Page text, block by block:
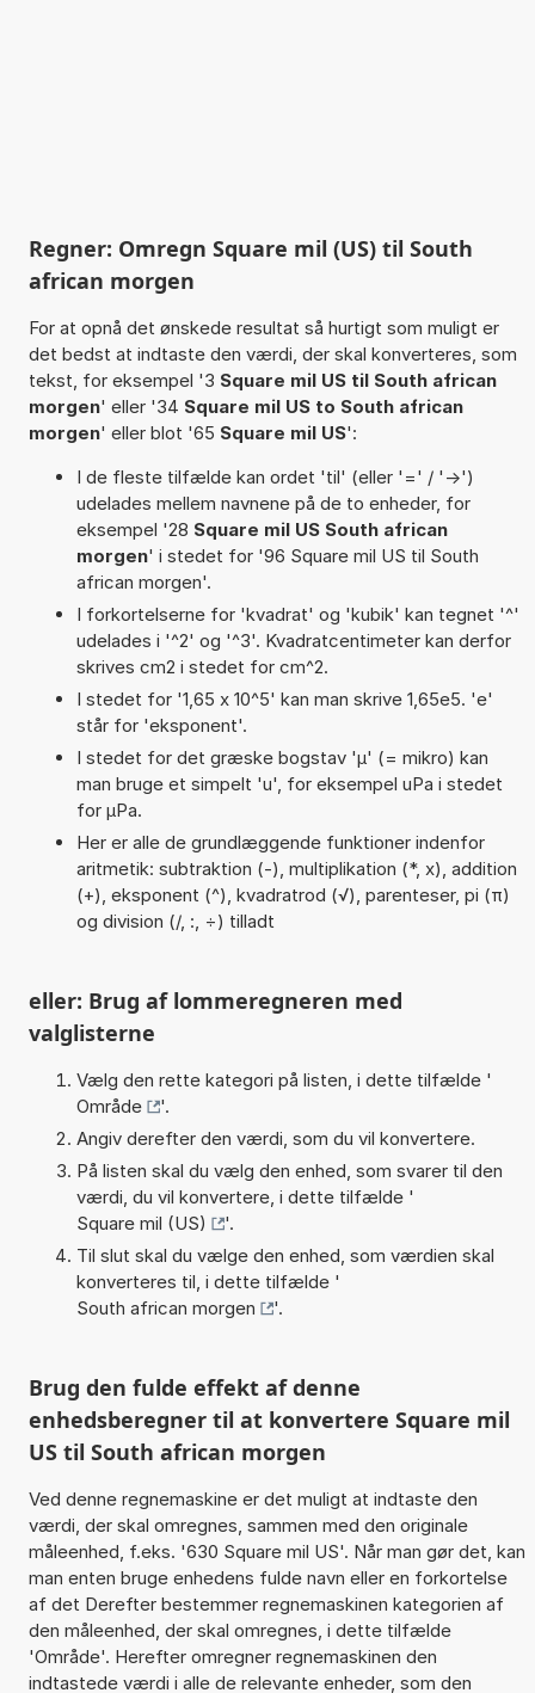
Regner: Omregn Square mil (US) til South
african morgen
For at opnå det ønskede resultat så hurtigt som muligt er
det bedst at indtaste den værdi, der skal konverteres, som
tekst, for eksempel '3 Square mil US til South african
morgen' eller '34 Square mil US to South african
morgen' eller blot '65 Square mil US':
I de fleste tilfælde kan ordet 'til' (eller '=' / '->')
udelades mellem navnene på de to enheder, for
eksempel '28 Square mil US South african
morgen' i stedet for '96 Square mil US til South
african morgen'.
I forkortelserne for 'kvadrat' og 'kubik' kan tegnet '^'
udelades i '^2' og '^3'. Kvadratcentimeter kan derfor
skrives cm2 i stedet for cm^2.
I stedet for '1,65 x 10^5' kan man skrive 1,65e5. 'e'
står for 'eksponent'.
I stedet for det græske bogstav 'µ' (= mikro) kan
man bruge et simpelt 'u', for eksempel uPa i stedet
for µPa.
Her er alle de grundlæggende funktioner indenfor
aritmetik: subtraktion (-), multiplikation (*, x), addition
(+), eksponent (^), kvadratrod (√), parenteser, pi (π)
og division (/, :, ÷) tilladt
eller: Brug af lommeregneren med
valglisterne
Vælg den rette kategori på listen, i dette tilfælde '
Område
'.
Angiv derefter den værdi, som du vil konvertere.
På listen skal du vælg den enhed, som svarer til den
værdi, du vil konvertere, i dette tilfælde '
Square mil (US)
'.
Til slut skal du vælge den enhed, som værdien skal
konverteres til, i dette tilfælde '
South african morgen
'.
Brug den fulde effekt af denne
enhedsberegner til at konvertere Square mil
US til South african morgen
Ved denne regnemaskine er det muligt at indtaste den
værdi, der skal omregnes, sammen med den originale
måleenhed, f.eks. '630 Square mil US'. Når man gør det, kan
man enten bruge enhedens fulde navn eller en forkortelse
af det Derefter bestemmer regnemaskinen kategorien af
den måleenhed, der skal omregnes, i dette tilfælde
'Område'. Herefter omregner regnemaskinen den
indtastede værdi i alle de relevante enheder, som den